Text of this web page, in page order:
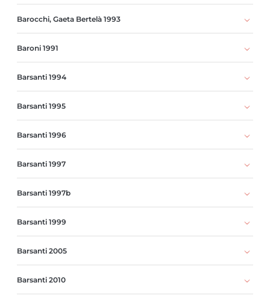
Barocchi, Gaeta Bertelà 1993
Baroni 1991
Barsanti 1994
Barsanti 1995
Barsanti 1996
Barsanti 1997
Barsanti 1997b
Barsanti 1999
Barsanti 2005
Barsanti 2010